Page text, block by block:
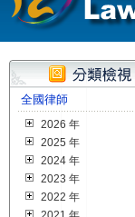
全國律師
2026 年
2025 年
2024 年
2023 年
2022 年